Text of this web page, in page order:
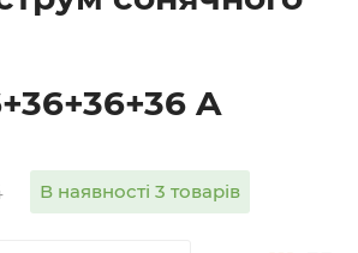
A
В наявності 3 товарів